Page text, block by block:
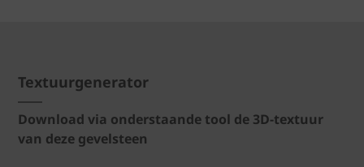
Textuurgenerator
Download via onderstaande tool de 3D-textuur
van deze gevelsteen